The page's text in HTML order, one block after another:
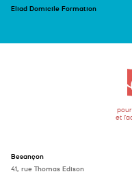
Eliad Domicile Formation
pour
et
Besançon
41, rue Thomas Edison